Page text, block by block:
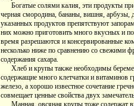
Богатые солями калия, эти продукты
черная смородина, бананы, вишня, арбузы,
указанных продуктов препятствуют
них можно приготовить много вкусных и
время разрешаются и консервированные
несколько ниже по сравнению со свежими
содержания сахара.
Хлеб и крупы также необходимы
содержащие много клетчатки и витаминов
железо, а хорошо известное сочетание
совмещает ценные свойства двух
Манная, овсяная крупы тоже содержат